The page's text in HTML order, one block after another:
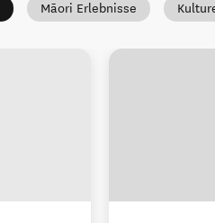
Māori Erlebnisse